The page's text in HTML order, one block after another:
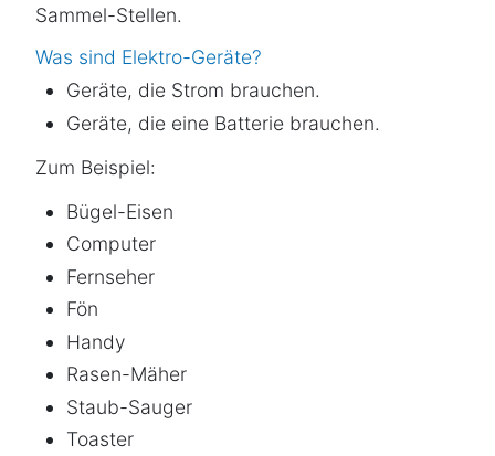
Sammel-Stellen.
Was sind Elektro-Geräte?
Geräte, die Strom brauchen.
Geräte, die eine Batterie brauchen.
Zum Beispiel:
Bügel-Eisen
Computer
Fernseher
Fön
Handy
Rasen-Mäher
Staub-Sauger
Toaster